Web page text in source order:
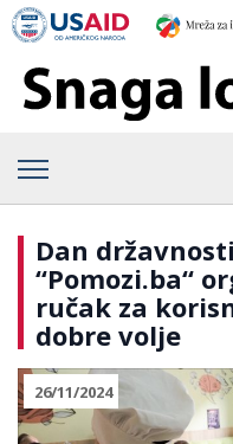
Dan
“Pomozi.ba“
ručak za
dobre volje
26/11/2024